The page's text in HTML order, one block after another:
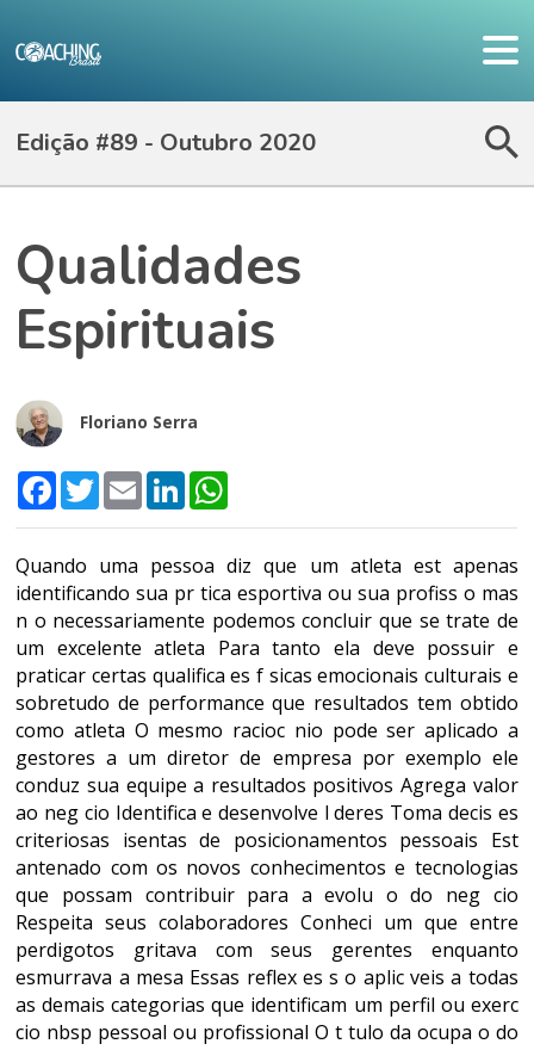
Edição #89 - Outubro 2020
Qualidades
Espirituais
Floriano Serra
Facebook
TwitterEmail LinkedIn
Quando uma pessoa diz que um atleta est apenas
identificando sua pr tica esportiva ou sua profiss o mas
n o necessariamente podemos concluir que se trate de
um excelente atleta Para tanto ela deve possuir e
praticar certas qualifica es f sicas emocionais culturais e
sobretudo de performance que resultados tem obtido
como atleta O mesmo racioc nio pode ser aplicado a
gestores a um diretor de empresa por exemplo ele
conduz sua equipe a resultados positivos Agrega valor
ao neg cio Identifica e desenvolve l deres Toma decis es
criteriosas isentas de posicionamentos pessoais Est
antenado com os novos conhecimentos e tecnologias
que possam contribuir para a evolu o do neg cio
Respeita seus colaboradores Conheci um que entre
perdigotos gritava com seus gerentes enquanto
esmurrava a mesa Essas reflex es s o aplic veis a todas
as demais categorias que identificam um perfil ou exerc
cio nbsp pessoal ou profissional O t tulo da ocupa o do